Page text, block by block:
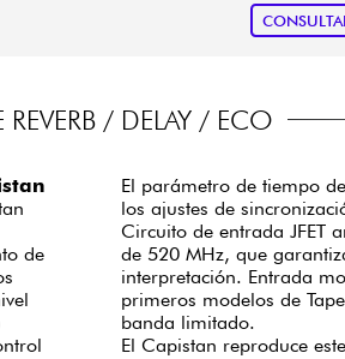
REVERB / DELAY / ECO
de
El parámetro de tiempo
los ajustes de
Circuito de entrada JFET
de 520 MHz, que
interpretación. Entrada
primeros modelos de
banda limitado.
El Capistan reproduce